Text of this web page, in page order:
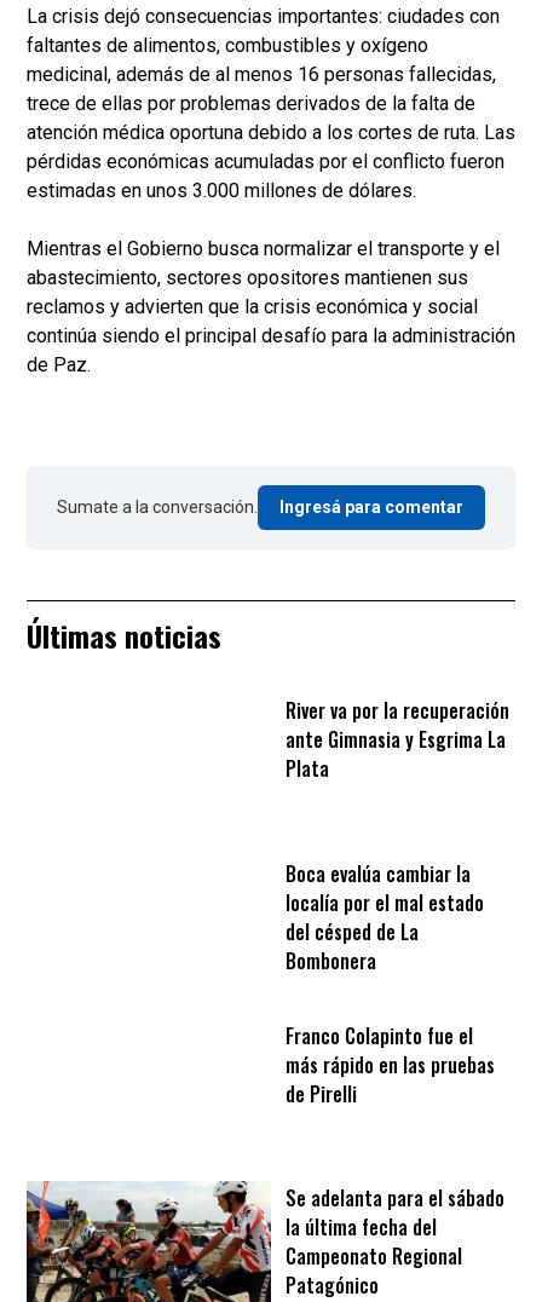
La crisis dejó consecuencias importantes: ciudades con
faltantes de alimentos, combustibles y oxígeno
medicinal, además de al menos 16 personas fallecidas,
trece de ellas por problemas derivados de la falta de
atención médica oportuna debido a los cortes de ruta. Las
pérdidas económicas acumuladas por el conflicto fueron
estimadas en unos 3.000 millones de dólares.
Mientras el Gobierno busca normalizar el transporte y el
abastecimiento, sectores opositores mantienen sus
reclamos y advierten que la crisis económica y social
continúa siendo el principal desafío para la administración
de Paz.
Sumate a la conversación. Ingresá para comentar
Últimas noticias
River va por la recuperación
ante Gimnasia y Esgrima La
Plata
Boca evalúa cambiar la
localía por el mal estado
del césped de La
Bombonera
Franco Colapinto fue el
más rápido en las pruebas
de Pirelli
Se adelanta para el sábado
la última fecha del
Campeonato Regional
Patagónico